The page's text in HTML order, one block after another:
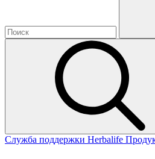
Служба поддержки Herbalife